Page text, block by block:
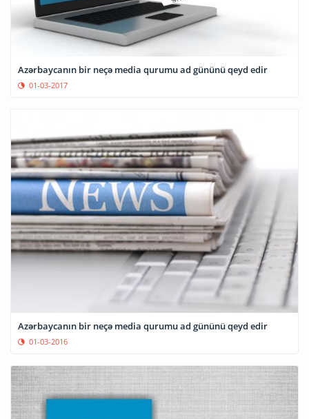
Azərbaycanın bir neçə media qurumu ad gününü qeyd edir
01-03-2017
Azərbaycanın bir neçə media qurumu ad gününü qeyd edir
01-03-2016